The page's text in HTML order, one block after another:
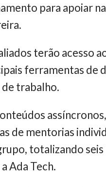
para apoiar
terão acesso
ferramentas de
trabalho.
de mentorias
totalizando
Ada Tech.